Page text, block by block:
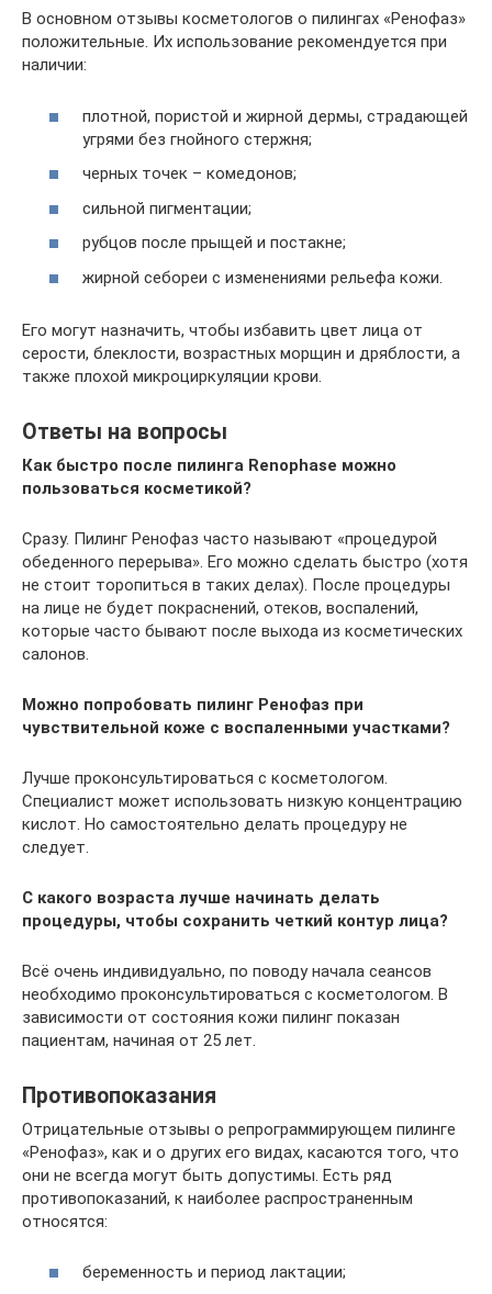
В основном отзывы косметологов о пилингах «Ренофаз»
положительные. Их использование рекомендуется при
наличии:
плотной, пористой и жирной дермы, страдающей
угрями без гнойного стержня;
черных точек – комедонов;
сильной пигментации;
рубцов после прыщей и постакне;
жирной себореи с изменениями рельефа кожи.
Его могут назначить, чтобы избавить цвет лица от
серости, блеклости, возрастных морщин и дряблости, а
также плохой микроциркуляции крови.
Ответы на вопросы
Как быстро после пилинга Renophase можно
пользоваться косметикой?
Сразу. Пилинг Ренофаз часто называют «процедурой
обеденного перерыва». Его можно сделать быстро (хотя
не стоит торопиться в таких делах). После процедуры
на лице не будет покраснений, отеков, воспалений,
которые часто бывают после выхода из косметических
салонов.
Можно попробовать пилинг Ренофаз при
чувствительной коже с воспаленными участками?
Лучше проконсультироваться с косметологом.
Специалист может использовать низкую концентрацию
кислот. Но самостоятельно делать процедуру не
следует.
С какого возраста лучше начинать делать
процедуры, чтобы сохранить четкий контур лица?
Всё очень индивидуально, по поводу начала сеансов
необходимо проконсультироваться с косметологом. В
зависимости от состояния кожи пилинг показан
пациентам, начиная от 25 лет.
Противопоказания
Отрицательные отзывы о репрограммирующем пилинге
«Ренофаз», как и о других его видах, касаются того, что
они не всегда могут быть допустимы. Есть ряд
противопоказаний, к наиболее распространенным
относятся:
беременность и период лактации;